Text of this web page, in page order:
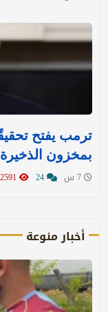
ترمب يفتح
بمخزون
أخبار منوعة